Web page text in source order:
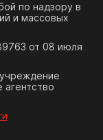
по надзору в
и массовых
от 08 июля